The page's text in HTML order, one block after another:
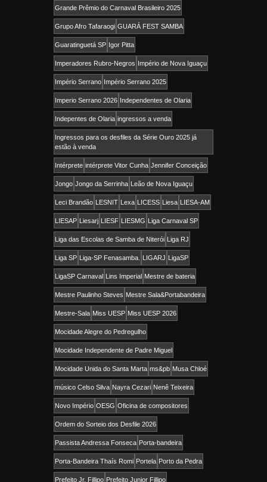
Grande Prêmio do Carnaval Brasileiro 2025
Grupo Afro Tafaraogi GUARÁ FEST SAMBA
Guaratinguetá SP Igor Pitta
Imperadores Rubro-Negros Império de Nova Iguaçu
Império Serrano Império Serrano 2025
Imperio Serrano 2026 Independentes de Olaria
Indepentes de Olaria ingressos a venda
Ingressos para os desfiles da Série Ouro 2025 já
estão à venda
Intérprete intérprete Vitor Cunha Jennifer Conceição
Jongo Jongo da Serrinha Leão de Nova Iguaçu
Leci Brandão LESNIT Lexa LICESS Liesa LIESA-AM
LIESAP Liesarj LIESF LIESMG Liga Carnaval SP
Liga das Escolas de Samba de Niterói Liga RJ
Liga SP Liga-SP Fenasamba. LIGARJ LigaSP
LigaSP Carnaval Lins Imperial Mestre de bateria
Mestre Paulinho Steves Mestre Sala&Portabandeira
Mestre-Sala Miss UESP Miss UESP 2026
Mocidade Alegre do Pedregulho
Mocidade Independente de Padre Miguel
Mocidade Unida do Santa Marta ms&pb Musa Chloé
músico Celso Silva Nayra Cezari Nenê Teixeira
Novo Império OESG Oficina de compositores
Ordem do Sorteio dos Desfile 2026
Passista Andressa Fonseca Porta-bandeira
Porta-Bandeira Thaís Romi Portela Porto da Pedra
Prefeito Jr. Fillipo Prefeito Junior Fillipo